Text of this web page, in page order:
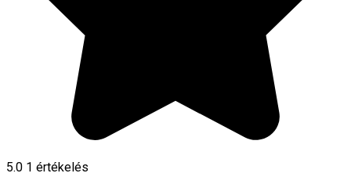
5.0 1 értékelés